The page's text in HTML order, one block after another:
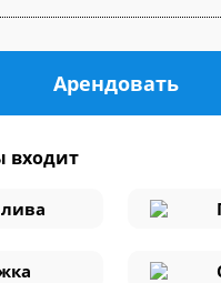
Арендовать
входит